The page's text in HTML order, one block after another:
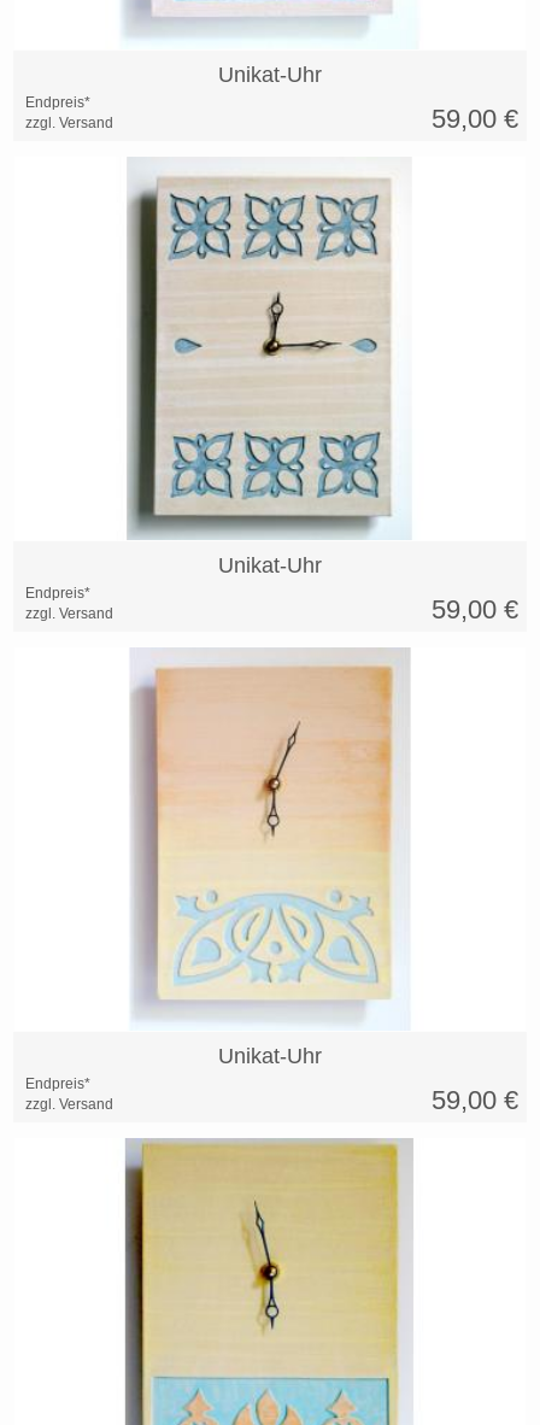
Unikat-Uhr
Endpreis*
zzgl. Versand
59,00 €
Unikat-Uhr
Endpreis*
zzgl. Versand
59,00 €
Unikat-Uhr
Endpreis*
zzgl. Versand
59,00 €